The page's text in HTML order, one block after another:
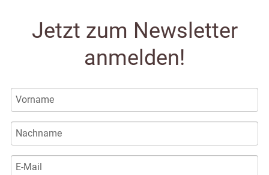
Jetzt zum Newsletter
anmelden!